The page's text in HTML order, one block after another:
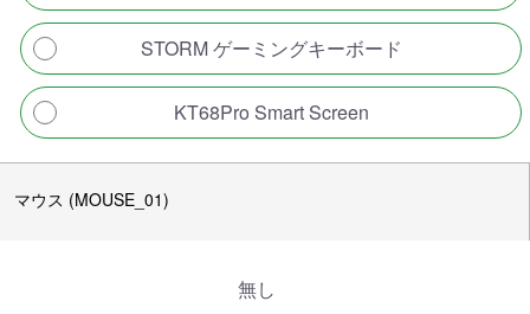
STORM ゲーミングキーボード
KT68Pro Smart Screen
マウス (MOUSE_01)
無し